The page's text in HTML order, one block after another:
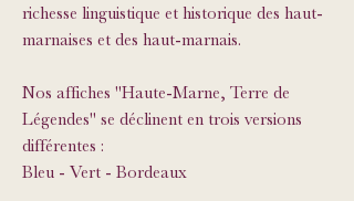
richesse linguistique et historique des haut-
marnaises et des haut-marnais.
Nos affiches "Haute-Marne, Terre de
Légendes" se déclinent en trois versions
différentes :
Bleu - Vert - Bordeaux